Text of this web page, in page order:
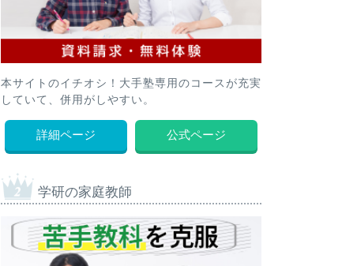
本サイトのイチオシ！大手塾専用のコースが充実
していて、併用がしやすい。
詳細ページ 公式ページ
学研の家庭教師